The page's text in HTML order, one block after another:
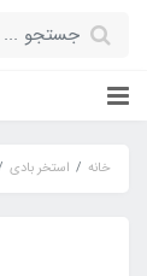
خانه استخر بادی